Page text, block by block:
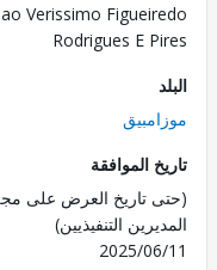
Joao Verissimo
Rodrigues E
الموافقة
تاريخ العرض على مجلس
التنفيذيين)
2025/